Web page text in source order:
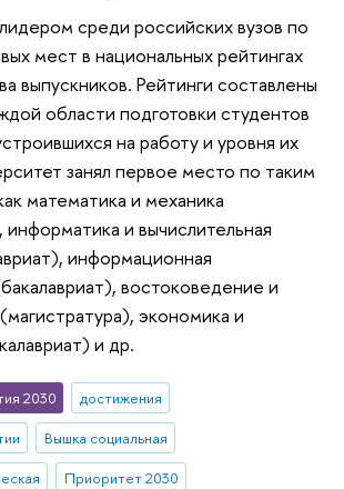
среди российских вузов по
мест в национальных рейтингах
выпускников. Рейтинги составлены
области подготовки студентов
на работу и уровня их
занял первое место по таким
математика и механика
информатика и вычислительная
информационная
востоковедение и
экономика и
и др.
2030
достижения
Вышка социальная
Приоритет 2030